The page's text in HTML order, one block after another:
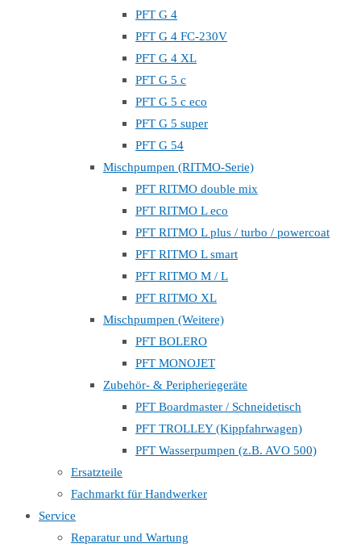
PFT G 4
PFT G 4 FC-230V
PFT G 4 XL
PFT G 5 c
PFT G 5 c eco
PFT G 5 super
PFT G 54
Mischpumpen (RITMO-Serie)
PFT RITMO double mix
PFT RITMO L eco
PFT RITMO L plus / turbo / powercoat
PFT RITMO L smart
PFT RITMO M / L
PFT RITMO XL
Mischpumpen (Weitere)
PFT BOLERO
PFT MONOJET
Zubehör- & Peripheriegeräte
PFT Boardmaster / Schneidetisch
PFT TROLLEY (Kippfahrwagen)
PFT Wasserpumpen (z.B. AVO 500)
Ersatzteile
Fachmarkt für Handwerker
Service
Reparatur und Wartung